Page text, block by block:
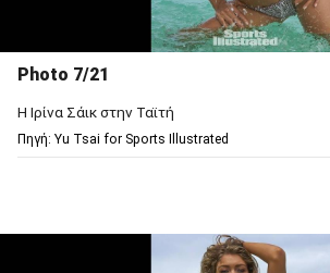
Photo 7/21
Η Ιρίνα Σάικ στην Ταϊτή
Πηγή: Υu Tsai for Sports Illustrated